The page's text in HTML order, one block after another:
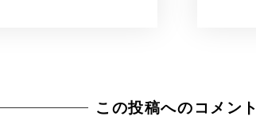
この投稿へのコメント